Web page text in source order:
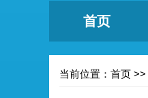
首页
当前位置： 首页 >>